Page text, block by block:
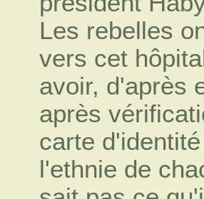
Les rebelles
vers cet
avoir, d'après
après
carte
l'ethnie de